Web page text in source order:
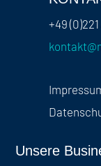
+49
Unsere